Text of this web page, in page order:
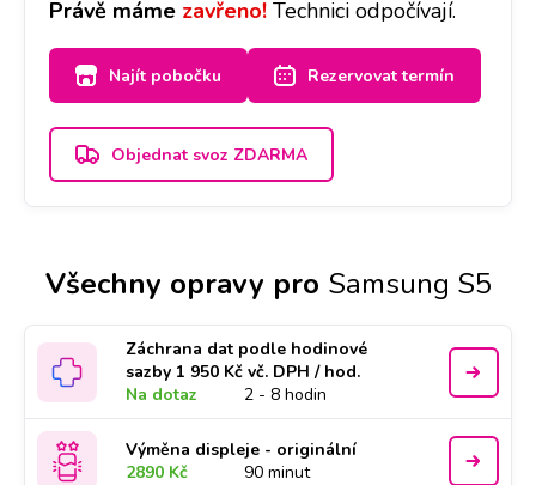
Právě máme zavřeno! Technici odpočívají.
Najít pobočku Rezervovat termín
Objednat svoz ZDARMA
Všechny opravy pro Samsung S5
Záchrana dat podle hodinové
sazby 1 950 Kč vč. DPH / hod.
Na dotaz
2 - 8 hodin
Výměna displeje - originální
2890 Kč
90 minut